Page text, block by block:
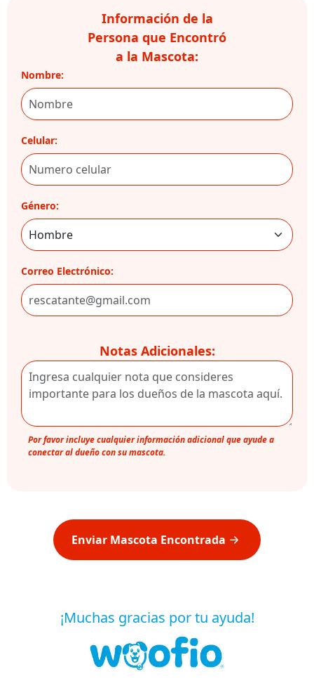
Información de la
Persona que Encontró
a la Mascota:
Nombre:
Celular:
Género:
Correo Electrónico:
Notas Adicionales:
Por favor incluye cualquier información adicional que ayude a
conectar al dueño con su mascota.
Enviar Mascota Encontrada
¡Muchas gracias por tu ayuda!